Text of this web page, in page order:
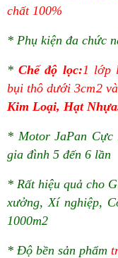
chất 100%
* Phụ kiện đa chức
*Chế độ lọc:1 lớp
bụi thô dưới 3cm2
Kim Loại, Hạt
* Motor JaPan Cực
gia đình 5 đến 6 lần
* Rất hiệu quả cho
xưởng, Xí nghiệp,
1000m2
* Độ bền sản phẩm